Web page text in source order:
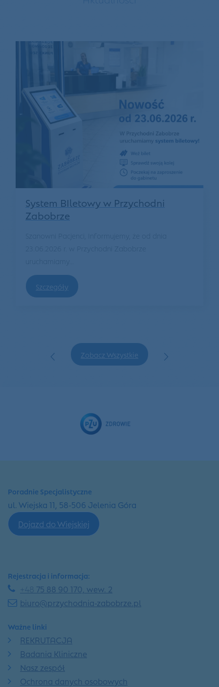
System BIletowy w Przychodni
Zabobrze
Szanowni Pacjenci, Informujemy, że od dnia
23.06.2026 r. w Przychodni Zabobrze
Szczegóły
‹ Zobacz Wszystkie ›
Poradnie Specjalistyczne
ul. Wiejska 11, 58-506 Jelenia Góra
Dojazd do Wiejskiej
Rejestracja i informacja:
+48 75 88 90 170, wew. 2
biuro@przychodnia-zabobrze.pl
Ważne linki
REKRUTACJA
Badania Kliniczne
Nasz zespół
Ochrona danych osobowych